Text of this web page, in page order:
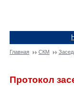
Главная СКМ
Протокол